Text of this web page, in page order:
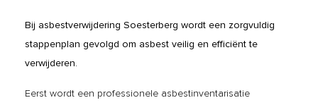
Bij asbestverwijdering Soesterberg wordt een zorgvuldig
stappenplan gevolgd om asbest veilig en efficiënt te
verwijderen.
Eerst wordt een professionele asbestinventarisatie